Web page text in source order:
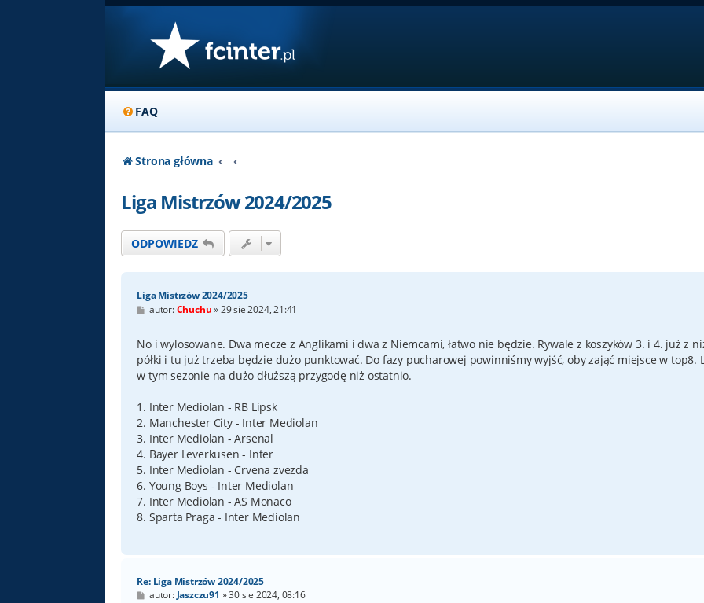
FAQ
Strona główna
Liga Mistrzów 2024/2025
ODPOWIEDZ
Liga Mistrzów 2024/2025
P
t
autor:Chuchu»29 sie 2024, 21:41
No i wylosowane. Dwa mecze z Anglikami i dwa z Niemcami, łatwo nie będzie. Rywale z koszyków 3. i 4. już z
półki i tu już trzeba będzie dużo punktować. Do fazy pucharowej powinniśmy wyjść, oby zająć miejsce w top8.
w tym sezonie na dużo dłuższą przygodę niż ostatnio.
1. Inter Mediolan - RB Lipsk
2. Manchester City - Inter Mediolan
3. Inter Mediolan - Arsenal
4. Bayer Leverkusen - Inter
5. Inter Mediolan - Crvena zvezda
6. Young Boys - Inter Mediolan
7. Inter Mediolan - AS Monaco
8. Sparta Praga - Inter Mediolan
Re: Liga Mistrzów 2024/2025
Pautor: Jaszczu91 »30 sie 2024, 08:16